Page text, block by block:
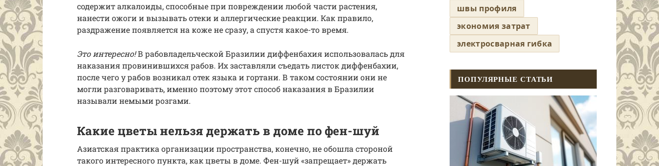
содержит алкалоиды, способные при повреждении любой части растения,
нанести ожоги и вызывать отеки и аллергические реакции. Как правило,
раздражение появляется на коже не сразу, а спустя какое-то время.
Это интересно!В рабовладельческой Бразилии диффенбахия использовалась для
наказания провинившихся рабов. Их заставляли съедать листок диффенбахии,
после чего у рабов возникал отек языка и гортани. В таком состоянии они не
могли разговаривать, именно поэтому этот способ наказания в Бразилии
называли немыми розгами.
Какие цветы нельзя держать в доме по фен-шуй
Азиатская практика организации пространства, конечно, не обошла стороной
такого интересного пункта, как цветы в доме. Фен-шуй «запрещает» держать
швы профиля
экономия затрат
электросварная гибка
ПОПУЛЯРНЫЕ СТАТЬИ